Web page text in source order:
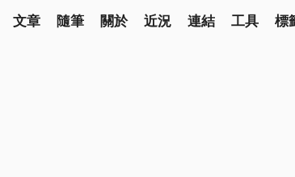
文章 隨筆 關於 近況 連結 工具 標